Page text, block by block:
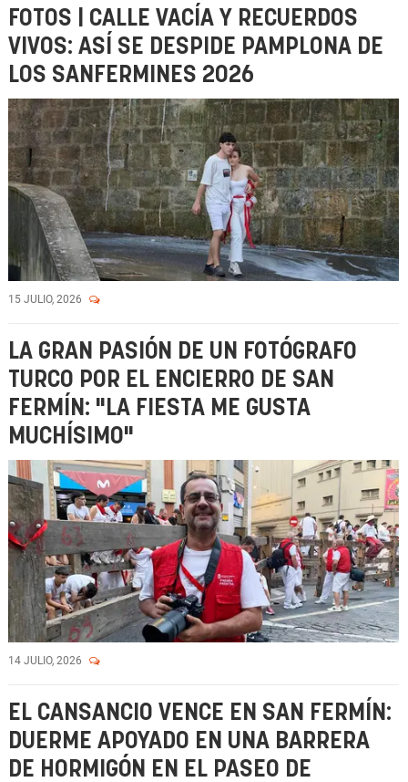
FOTOS | CALLE VACÍA Y RECUERDOS
VIVOS: ASÍ SE DESPIDE PAMPLONA DE
LOS SANFERMINES 2026
15 JULIO, 2026
LA GRAN PASIÓN DE UN FOTÓGRAFO
TURCO POR EL ENCIERRO DE SAN
FERMÍN: "LA FIESTA ME GUSTA
MUCHÍSIMO"
14 JULIO, 2026
EL CANSANCIO VENCE EN SAN FERMÍN:
DUERME APOYADO EN UNA BARRERA
DE HORMIGÓN EN EL PASEO DE